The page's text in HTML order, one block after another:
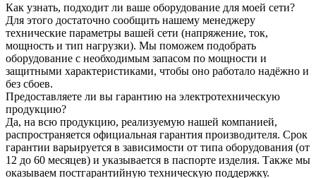
Как узнать, подходит ли ваше оборудование для моей сети?
Для этого достаточно сообщить нашему менеджеру
технические параметры вашей сети (напряжение, ток,
мощность и тип нагрузки). Мы поможем подобрать
оборудование с необходимым запасом по мощности и
защитными характеристиками, чтобы оно работало надёжно и
без сбоев.
Предоставляете ли вы гарантию на электротехническую
продукцию?
Да, на всю продукцию, реализуемую нашей компанией,
распространяется официальная гарантия производителя. Срок
гарантии варьируется в зависимости от типа оборудования (от
12 до 60 месяцев) и указывается в паспорте изделия. Также мы
оказываем постгарантийную техническую поддержку.